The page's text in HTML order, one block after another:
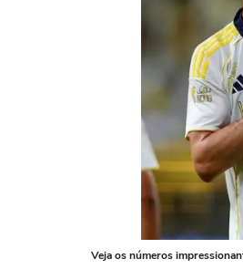
Veja os números